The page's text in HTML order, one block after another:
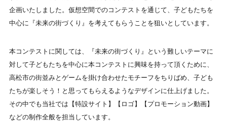
企画いたしました。仮想空間でのコンテストを通じて、子どもたちを
中心に『未来の街づくり』を考えてもらうことを狙いとしています。
本コンテストに関しては、『未来の街づくり』という難しいテーマに
対して子どもたちを中心に本コンテストに興味を持って頂くために、
高松市の街並みとゲームを掛け合わせたモチーフをちりばめ、子ども
たちが楽しそう！と思ってもらえるようなデザインに仕上げました。
その中でも当社では【特設サイト】【ロゴ】【プロモーション動画】
などの制作全般を担当しています。